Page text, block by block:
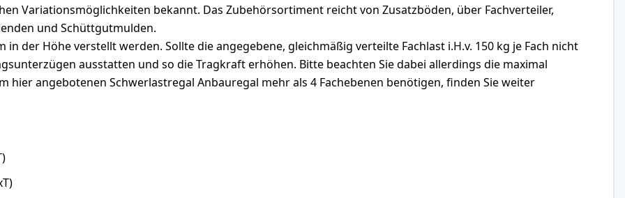
Variationsmöglichkeiten bekannt. Das Zubehörsortiment reicht von Zusatzböden, über Fachverteiler,
und Schüttgutmulden.
der Höhe verstellt werden. Sollte die angegebene, gleichmäßig verteilte Fachlast i.H.v. 150 kg je Fach nicht
ausstatten und so die Tragkraft erhöhen. Bitte beachten Sie dabei allerdings die maximal
hier angebotenen Schwerlastregal Anbauregal mehr als 4 Fachebenen benötigen, finden Sie weiter